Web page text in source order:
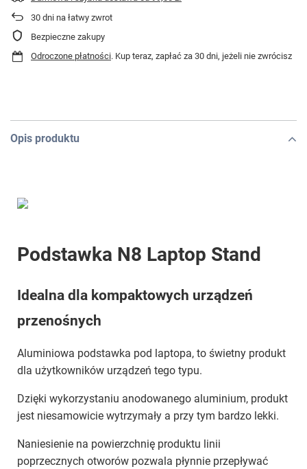
30 dni na łatwy zwrot
Bezpieczne zakupy
Odroczone płatności. Kup teraz, zapłać za 30 dni, jeżeli nie zwrócisz
Opis produktu
Podstawka N8 Laptop Stand
Idealna dla kompaktowych urządzeń
przenośnych
Aluminiowa podstawka pod laptopa, to świetny produkt
dla użytkowników urządzeń tego typu.
Dzięki wykorzystaniu anodowanego aluminium, produkt
jest niesamowicie wytrzymały a przy tym bardzo lekki.
Naniesienie na powierzchnię produktu linii
poprzecznych otworów pozwala płynnie przepływać